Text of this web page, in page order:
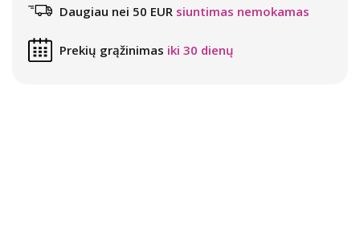
Daugiau nei 50 EUR siuntimas nemokamas
Prekių grąžinimas iki 30 dienų